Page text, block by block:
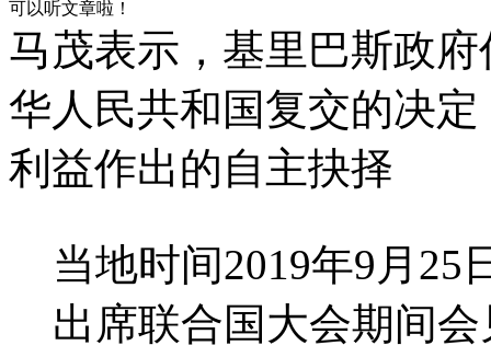
可以听文章啦！
马茂表示，基里巴斯政
华人民共和国复交的决
利益作出的自主抉择
当地时间2019年9月25
出席联合国大会期间